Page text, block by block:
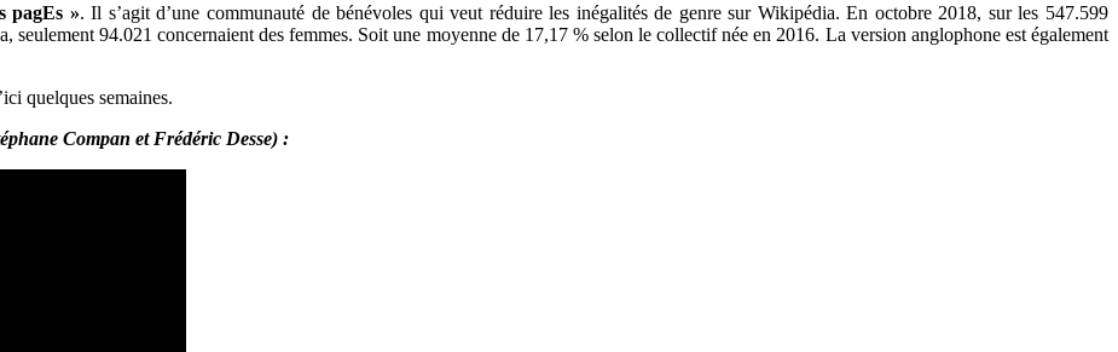
pagEs ». Il s’agit d’une communauté de bénévoles qui veut réduire les inégalités de genre sur Wikipédia. En octobre 2018, sur les 547.599
seulement 94.021 concernaient des femmes. Soit une moyenne de 17,17 % selon le collectif née en 2016. La version anglophone est également
quelques semaines.
Compan et Frédéric Desse) :